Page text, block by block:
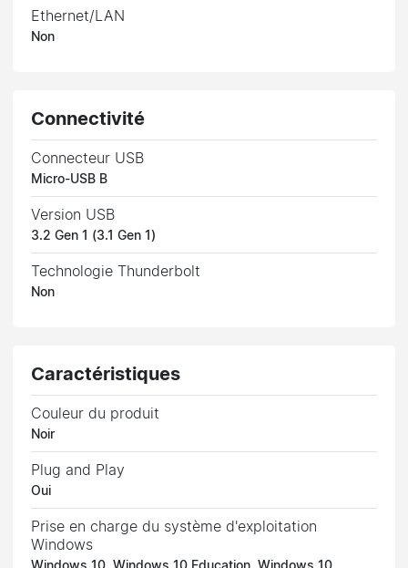
Ethernet/LAN
Non
Connectivité
Connecteur USB
Micro-USB B
Version USB
3.2 Gen 1 (3.1 Gen 1)
Technologie Thunderbolt
Non
Caractéristiques
Couleur du produit
Noir
Plug and Play
Oui
Prise en charge du système d'exploitation
Windows